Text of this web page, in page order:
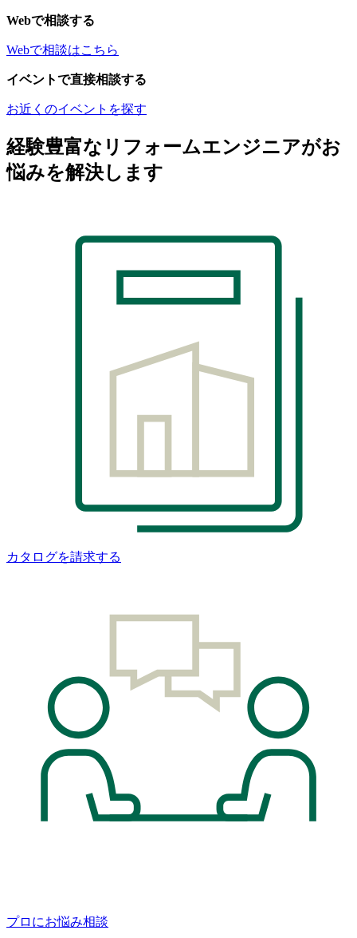
Webで相談する
Webで相談はこちら
イベントで直接相談する
お近くのイベントを探す
経験豊富なリフォームエンジニアがお
悩みを解決します
カタログを請求する
プロにお悩み相談